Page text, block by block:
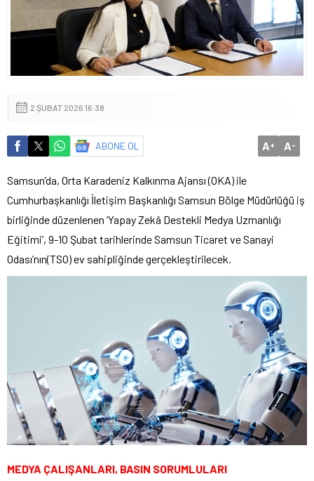
2 ŞUBAT 2026 16:38
ABONE OL A+ A-
Samsun’da, Orta Karadeniz Kalkınma Ajansı (OKA) ile
Cumhurbaşkanlığı İletişim Başkanlığı Samsun Bölge Müdürlüğü iş
birliğinde düzenlenen ‘Yapay Zekâ Destekli Medya Uzmanlığı
Eğitimi’, 9-10 Şubat tarihlerinde Samsun Ticaret ve Sanayi
Odası’nın(TSO) ev sahipliğinde gerçekleştirilecek.
MEDYA ÇALIŞANLARI, BASIN SORUMLULARI